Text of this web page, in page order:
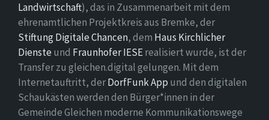
Landwirtschaft), das in Zusammenarbeit mit dem
ehrenamtlichen Projektkreis aus Bremke, der
Stiftung Digitale Chancen, dem Haus Kirchlicher
Dienste und Fraunhofer IESErealisiert wurde, ist der
Transfer zu gleichen.digital gelungen. Mit dem
Internetauftritt, derDorfFunk App und den digitalen
Schaukästen werden den Bürger*innen in der
Gemeinde Gleichen moderne Kommunikationswege